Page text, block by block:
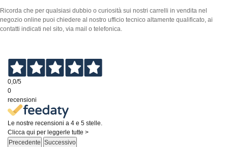
Ricorda che per qualsiasi dubbio o curiosità sui nostri carrelli in vendita nel
negozio online puoi chiedere al nostro ufficio tecnico altamente qualificato, ai
contatti indicati nel sito, via mail o telefonica.
0,0/5
0
recensioni
Le nostre recensioni a 4 e 5 stelle.
Clicca qui per leggerle tutte >
Precedente Successivo